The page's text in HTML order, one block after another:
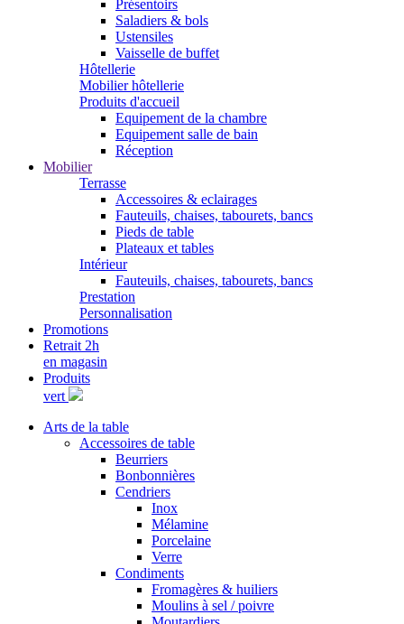
Présentoirs
Saladiers & bols
Ustensiles
Vaisselle de buffet
Hôtellerie
Mobilier hôtellerie
Produits d'accueil
Equipement de la chambre
Equipement salle de bain
Réception
Mobilier
Terrasse
Accessoires & eclairages
Fauteuils, chaises, tabourets, bancs
Pieds de table
Plateaux et tables
Intérieur
Fauteuils, chaises, tabourets, bancs
Prestation
Personnalisation
Promotions
Retrait 2h
en magasin
Produits
vert
Arts de la table
Accessoires de table
Beurriers
Bonbonnières
Cendriers
Inox
Mélamine
Porcelaine
Verre
Condiments
Fromagères & huiliers
Moulins à sel / poivre